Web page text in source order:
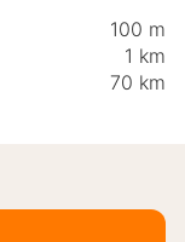
100 m
1 km
70 km